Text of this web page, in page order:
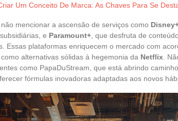
Um Conceito De Marca: As Chaves Para Se
mencionar a ascensão de serviços como
e Paramount+ , que desfruta de
Essas plataformas enriquecem o mercado com
alternativas sólidas à hegemonia da Netflix .
como PapaDuStream, que está abrindo
fórmulas inovadoras adaptadas aos novos